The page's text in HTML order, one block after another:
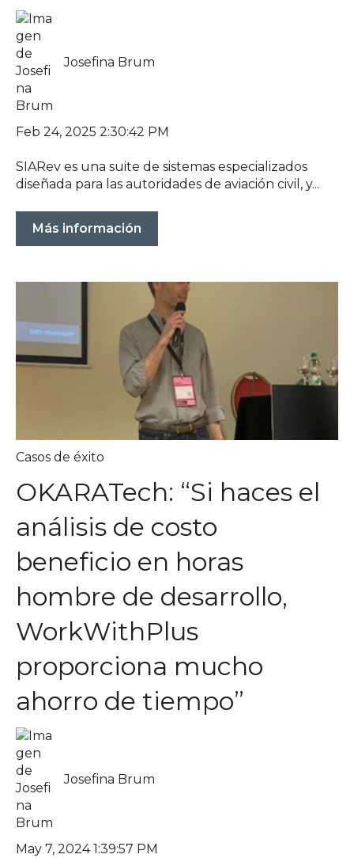
Josefina Brum
Feb 24, 2025 2:30:42 PM
SIARev es una suite de sistemas especializados
diseñada para las autoridades de aviación civil, y...
Más información
Casos de éxito
OKARATech: “Si haces el
análisis de costo
beneficio en horas
hombre de desarrollo,
WorkWithPlus
proporciona mucho
ahorro de tiempo”
Josefina Brum
May 7, 2024 1:39:57 PM